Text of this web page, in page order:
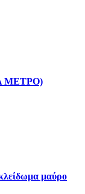
ΜΕΤΡΟ)
μαύρο